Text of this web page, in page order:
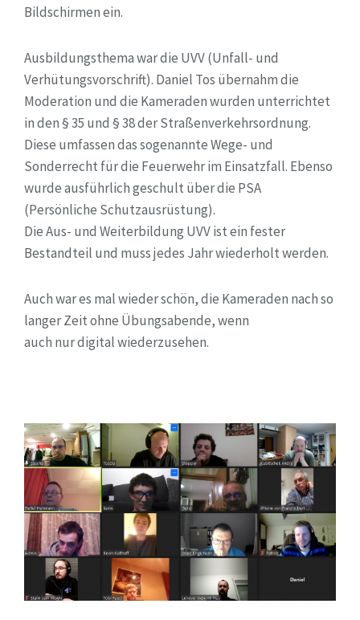
Bildschirmen ein.
Ausbildungsthema war die UVV (Unfall- und
Verhütungsvorschrift). Daniel Tos übernahm die
Moderation und die Kameraden wurden unterrichtet
in den § 35 und § 38 der Straßenverkehrsordnung.
Diese umfassen das sogenannte Wege- und
Sonderrecht für die Feuerwehr im Einsatzfall. Ebenso
wurde ausführlich geschult über die PSA
(Persönliche Schutzausrüstung).
Die Aus- und Weiterbildung UVV ist ein fester
Bestandteil und muss jedes Jahr wiederholt werden.
Auch war es mal wieder schön, die Kameraden nach so
langer Zeit ohne Übungsabende, wenn
auch nur digital wiederzusehen.